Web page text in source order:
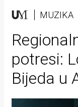
Teatar
Književnost
Muzika
Film
Intervju
MUZIKA
potresi:
Bijeda u